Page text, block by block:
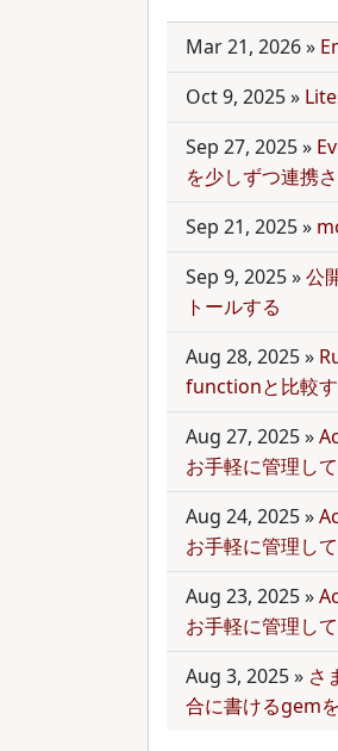
Mar 21, 2026»
Oct 9, 2025»
Sep 27, 2025»
を少しずつ連携
Sep 21, 2025»
Sep 9, 2025»公
トールする
Aug 28, 2025»
functionと比較
Aug 27, 2025»
お手軽に管理し
Aug 24, 2025»
お手軽に管理し
Aug 23, 2025»
お手軽に管理し
Aug 3, 2025» さ
合に書けるgem